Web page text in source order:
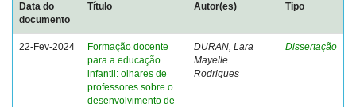
Data do
documento
Título Autor(es) Tipo
22-Fev-2024
Formação docente
para a educação
infantil: olhares de
professores sobre o
desenvolvimento de
DURAN, Lara
Mayelle
Rodrigues
Dissertação